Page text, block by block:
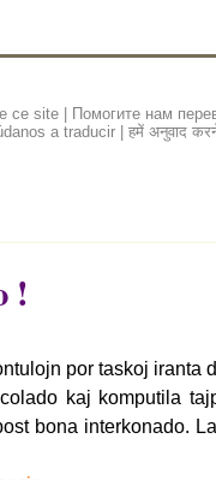
ce site | Помогите нам
a traducir | हमें अनुवाद
!
por taskoj iranta
kaj komputila
bona interkonado.